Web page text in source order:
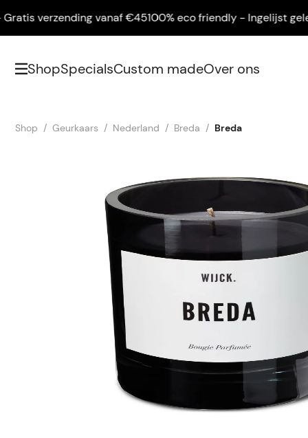
verzending vanaf €45100% eco friendly - Ingelijst
ShopSpecialsCustom madeOver ons
Shop Geurkaars Nederland Breda Breda